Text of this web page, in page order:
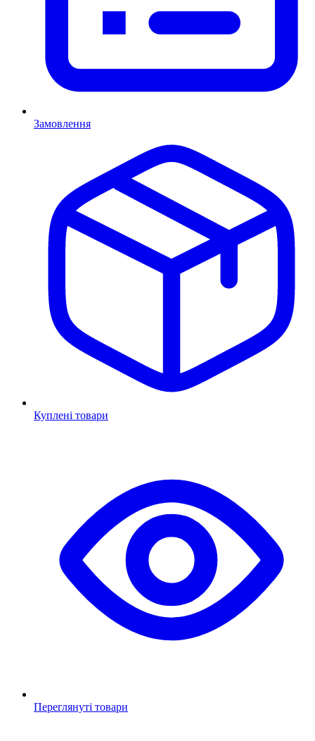
Замовлення
Куплені товари
Переглянуті товари